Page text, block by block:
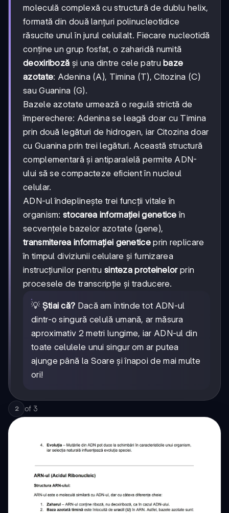
moleculă complexă cu structură de dublu helix,
formată din două lanțuri polinucleotidice
răsucite unul în jurul celuilalt. Fiecare nucleotidă
conține un grup fosfat, o zaharidă numită
deoxiriboză și una dintre cele patru baze
azotate: Adenina (A), Timina (T), Citozina (C)
sau Guanina (G).
Bazele azotate urmează o regulă strictă de
împerechere: Adenina se leagă doar cu Timina
prin două legături de hidrogen, iar Citozina doar
cu Guanina prin trei legături. Această structură
complementară și antiparalelă permite ADN-
ului să se compacteze eficient în nucleul
celular.
ADN-ul îndeplinește trei funcții vitale în
organism:stocarea informației genetice în
secvențele bazelor azotate (gene),
transmiterea informației geneticeprin replicare
în timpul diviziunii celulare și furnizarea
instrucțiunilor pentru sinteza proteinelorprin
procesele de transcripție și traducere.
💡 Știai că? Dacă am întinde tot ADN-ul
dintr-o singură celulă umană, ar măsura
aproximativ 2 metri lungime, iar ADN-ul din
toate celulele unui singur om ar putea
ajunge până la Soare și înapoi de mai multe
ori!
2 of 3